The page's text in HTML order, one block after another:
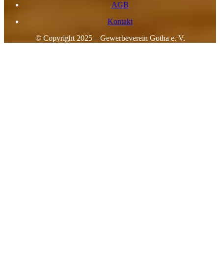
AGB
Kontakt
© Copyright 2025 – Gewerbeverein Gotha e. V.